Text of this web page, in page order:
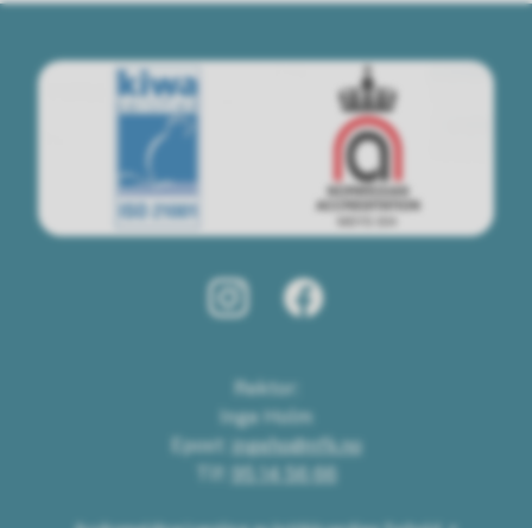
Rektor:
Inge Holm
Epost: ingeho@nfk.no
95 14 56 66